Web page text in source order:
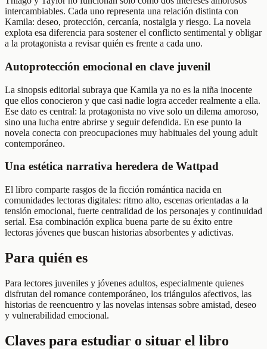
intercambiables. Cada uno representa una relación distinta con
Kamila: deseo, protección, cercanía, nostalgia y riesgo. La novela
explota esa diferencia para sostener el conflicto sentimental y obligar
a la protagonista a revisar quién es frente a cada uno.
Autoprotección emocional en clave juvenil
La sinopsis editorial subraya que Kamila ya no es la niña inocente
que ellos conocieron y que casi nadie logra acceder realmente a ella.
Ese dato es central: la protagonista no vive solo un dilema amoroso,
sino una lucha entre abrirse y seguir defendida. En ese punto la
novela conecta con preocupaciones muy habituales del young adult
contemporáneo.
Una estética narrativa heredera de Wattpad
El libro comparte rasgos de la ficción romántica nacida en
comunidades lectoras digitales: ritmo alto, escenas orientadas a la
tensión emocional, fuerte centralidad de los personajes y continuidad
serial. Esa combinación explica buena parte de su éxito entre
lectoras jóvenes que buscan historias absorbentes y adictivas.
Para quién es
Para lectores juveniles y jóvenes adultos, especialmente quienes
disfrutan del romance contemporáneo, los triángulos afectivos, las
historias de reencuentro y las novelas intensas sobre amistad, deseo
y vulnerabilidad emocional.
Claves para estudiar o situar el libro